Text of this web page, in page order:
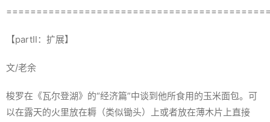
【partⅡ：扩展】
文/老余
梭罗在《瓦尔登湖》的“经济篇”中谈到他所食用的玉米面包。可
以在露天的火里放在耨（类似锄头）上或者放在薄木片上直接